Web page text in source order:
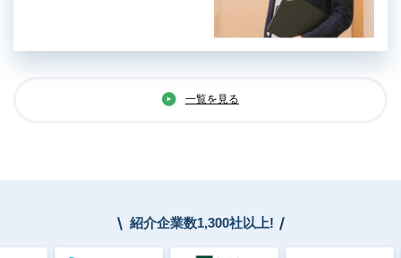
一覧を見る
紹介企業数1,300社以上!